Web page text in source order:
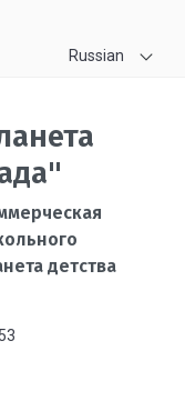
Russian
детства